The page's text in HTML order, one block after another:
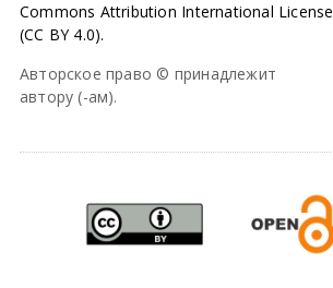
Commons Attribution International License
(CC BY 4.0).
Авторское право © принадлежит
автору (-ам).